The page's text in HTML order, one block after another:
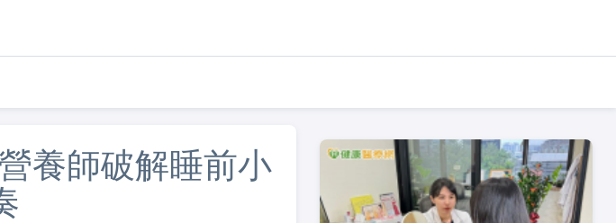
養師破解睡前小